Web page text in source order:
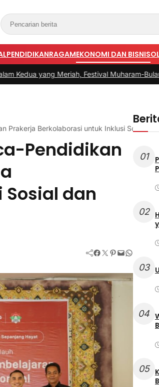
PENDIDIKANRAGAMEKONOMI DAN BISNIS
Festival Muharam-Bulan Bung Karno
Prakerja Berkolaborasi untuk Inklusi Sosial dan
Pendidikan
dan
Facebook Twitter Pinterest Mail WhatsApp
01
02
03
04
05